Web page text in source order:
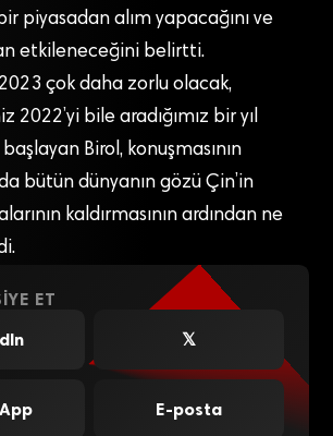
piyasadan alım yapacağını ve
etkileneceğini belirtti.
çok daha zorlu olacak,
bile aradığımız bir yıl
Birol, konuşmasının
bütün dünyanın gözü Çin’in
kaldırmasının ardından ne
ET
𝕏
E-posta